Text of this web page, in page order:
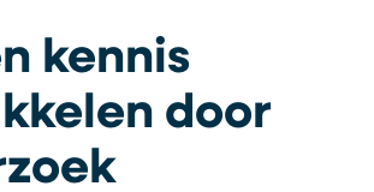
kennis
door